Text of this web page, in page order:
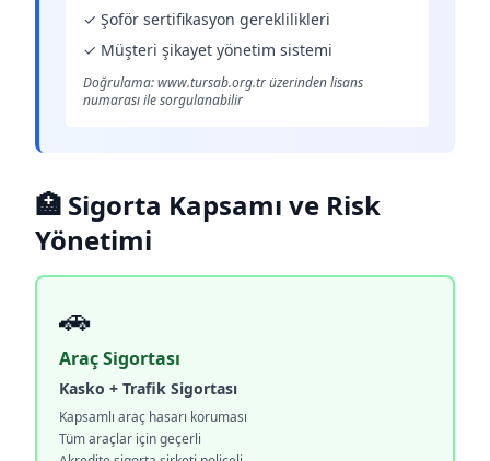
✓ Şoför sertifikasyon gereklilikleri
✓ Müşteri şikayet yönetim sistemi
Doğrulama: www.tursab.org.tr üzerinden lisans
numarası ile sorgulanabilir
🏥 Sigorta Kapsamı ve Risk
Yönetimi
🚗
Araç Sigortası
Kasko + Trafik Sigortası
Kapsamlı araç hasarı koruması
Tüm araçlar için geçerli